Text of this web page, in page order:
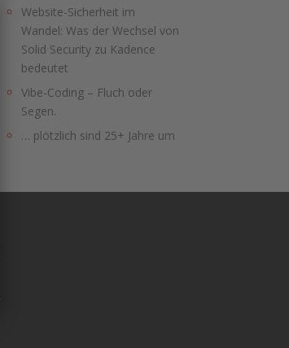
Website-Sicherheit im
Wandel: Was der Wechsel von
Solid Security zu Kadence
bedeutet
Vibe-Coding – Fluch oder
Segen.
… plötzlich sind 25+ Jahre um